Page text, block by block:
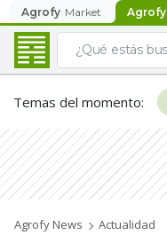
Agrofy Market Agrofy
Temas del momento:
Agrofy News Actualidad